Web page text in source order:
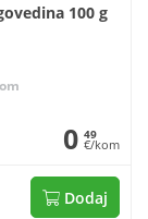
100 g
0 49
€/kom
Dodaj